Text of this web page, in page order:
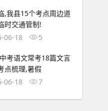
,我县15个考点周边道
时交通管制!
06-18
5
考语文常考18篇文言
点梳理,暑假
06-18
7